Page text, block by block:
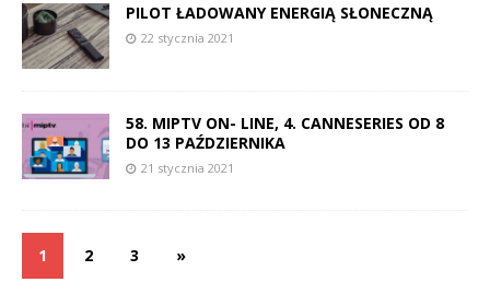
PILOT ŁADOWANY ENERGIĄ SŁONECZNĄ
22 stycznia 2021
58. MIPTV ON- LINE, 4. CANNESERIES OD 8
DO 13 PAŹDZIERNIKA
21 stycznia 2021
1 2 3 »